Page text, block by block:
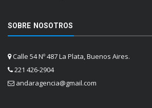
SOBRE NOSOTROS
Calle 54 Nº 487 La Plata, Buenos Aires.
221 426-2904
andaragencia@gmail.com